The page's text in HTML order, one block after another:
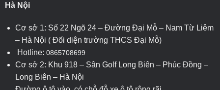
Hà Nội
Cơ sở 1: Số 22 Ngõ 24 – Đường Đại Mỗ – Nam Từ Liêm
– Hà Nội ( Đối diện trường THCS Đại Mỗ)
Hotline: 0865708699
Cơ sở 2: Khu 918 – Sân Golf Long Biên – Phúc Đồng –
Long Biên – Hà Nội